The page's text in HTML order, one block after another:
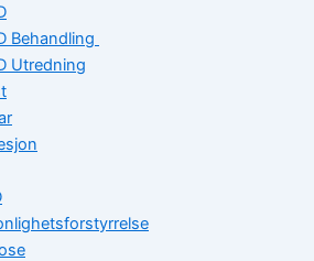
Behandling
Utredning